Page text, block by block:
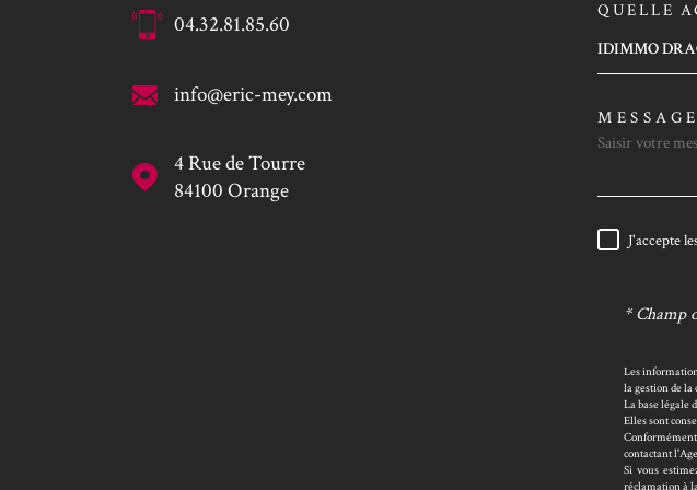
04.32.81.85.60
info@eric-mey.com
4 Rue de Tourre
84100
Orange
QUELLE
IDIMMO
J'accepte
* Champ
Les
la gestion de
La base légale
Elles sont
contactant
Si vous
réclamation à